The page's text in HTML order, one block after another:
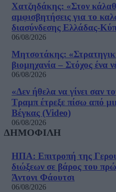
Χατζηδάκης: «Στον
αμφισβητήσεις για το
διασύνδεσης Ελλάδας-
06/08/2026
Μητσοτάκης:
βιομηχανία – Στόχος ένα
06/08/2026
«Δεν ήθελα να γίνει σαν
Τραμπ έτρεξε πίσω από
Βέγκας (Video)
06/08/2026
ΔΗΜΟΦΙΛΗ
ΗΠΑ: Επιτροπή της
διώξεων σε βάρος του
Άντονι Φάουτσι
06/08/2026